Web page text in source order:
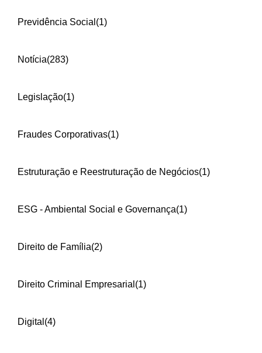
Previdência Social (1)
Notícia(283)
Legislação(1)
Fraudes Corporativas(1)
Estruturação e Reestruturação de Negócios(1)
ESG - Ambiental Social e Governança(1)
Direito de Família(2)
Direito Criminal Empresarial (1)
Digital (4)